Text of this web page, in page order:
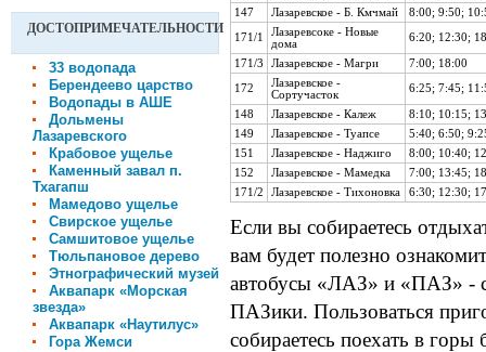
147
Лазаревское - Б. Кмчмай 8:00; 9:50;
171/1
Лазаревсоке - Новые
дома
6:20; 12:30;
171/3 Лазаревское - Магри 7:00; 18:00
172
Лазаревское -
Сортучасток
6:25; 7:45;
148 Лазаревское - Калеж
8:10; 10:15;
149
Лазаревское - Туапсе
5:40; 6:50;
151
Лазаревское - Наджиго
8:00; 10:40;
152
Лазаревское - Мамедка
7:00; 13:45;
171/2
Лазаревское - Тихоновка 6:30; 12:30;
Если вы собираетесь
вам будет полезно
автобусы «ЛАЗ» и «ПАЗ» -
ПАЗики. Пользоваться
собираетесь поехать в горы
ДОСТОПРИМЕЧАТЕЛЬНОСТИ
33 водопада
Берендеево царство
Водопады в АШЕ
Дольмены
Лазаревского
Крабовое ущелье
Каменный завал п.
Тхагапш
Мамедово ущелье
Свирское ущелье
Самшитовое ущелье
Тюльпановое дерево
Этнографический музей
Аквапарк «Морская
звезда»
Аквапарк «Наутилус»
Гора Жемси